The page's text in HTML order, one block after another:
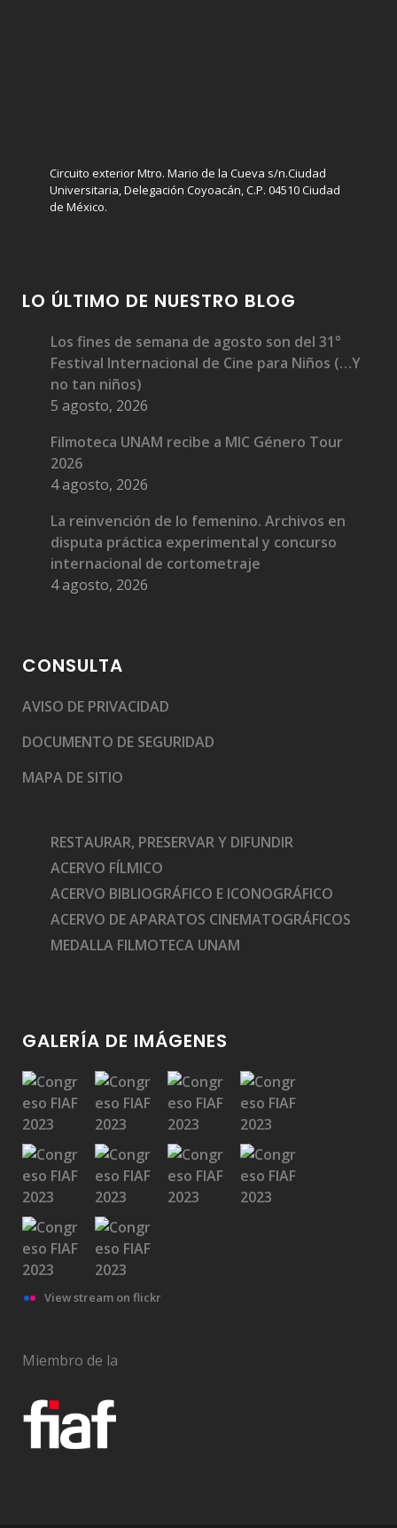
Circuito exterior Mtro. Mario de la Cueva s/n.Ciudad
Universitaria, Delegación Coyoacán, C.P. 04510 Ciudad
de México.
LO ÚLTIMO DE NUESTRO BLOG
Los fines de semana de agosto son del 31°
Festival Internacional de Cine para Niños (…Y
no tan niños)
5 agosto, 2026
Filmoteca UNAM recibe a MIC Género Tour
2026
4 agosto, 2026
La reinvención de lo femenino. Archivos en
disputa práctica experimental y concurso
internacional de cortometraje
4 agosto, 2026
CONSULTA
AVISO DE PRIVACIDAD
DOCUMENTO DE SEGURIDAD
MAPA DE SITIO
RESTAURAR, PRESERVAR Y DIFUNDIR
ACERVO FÍLMICO
ACERVO BIBLIOGRÁFICO E ICONOGRÁFICO
ACERVO DE APARATOS CINEMATOGRÁFICOS
MEDALLA FILMOTECA UNAM
GALERÍA DE IMÁGENES
View stream on flickr
Miembro de la